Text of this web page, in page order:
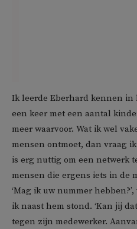
Ik leerde Eberhard kennen in
een keer met een aantal
meer waarvoor. Wat ik wel
mensen ontmoet, dan vraag
is erg nuttig om een netwerk
mensen die ergens iets in de
‘Mag ik uw nummer
ik naast hem stond. ‘Kan jij
tegen zijn medewerker.